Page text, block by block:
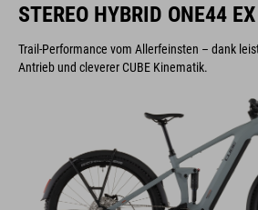
STEREO HYBRID ONE44
Trail-Performance vom Allerfeinsten – dank
Antrieb und cleverer CUBE Kinematik.